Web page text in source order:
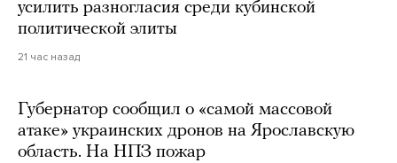
усилить разногласия среди кубинской
политической элиты
21 час назад
Губернатор сообщил о «самой массовой
атаке» украинских дронов на Ярославскую
область. На НПЗ пожар